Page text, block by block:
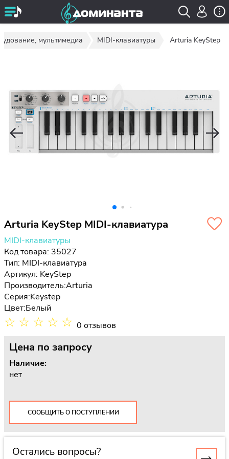
мультимедиа MIDI-клавиатуры Arturia KeyStep
Arturia KeyStep MIDI-клавиатура
MIDI-клавиатуры
Код товара: 35027
Тип: MIDI-клавиатура
Артикул: KeyStep
Производитель:Arturia
Серия:Keystep
Цвет:Белый
☆ ☆ ☆ ☆ ☆ 0 отзывов
Цена по запросу
Наличие:
нет
СООБЩИТЬ О ПОСТУПЛЕНИИ
Остались вопросы?